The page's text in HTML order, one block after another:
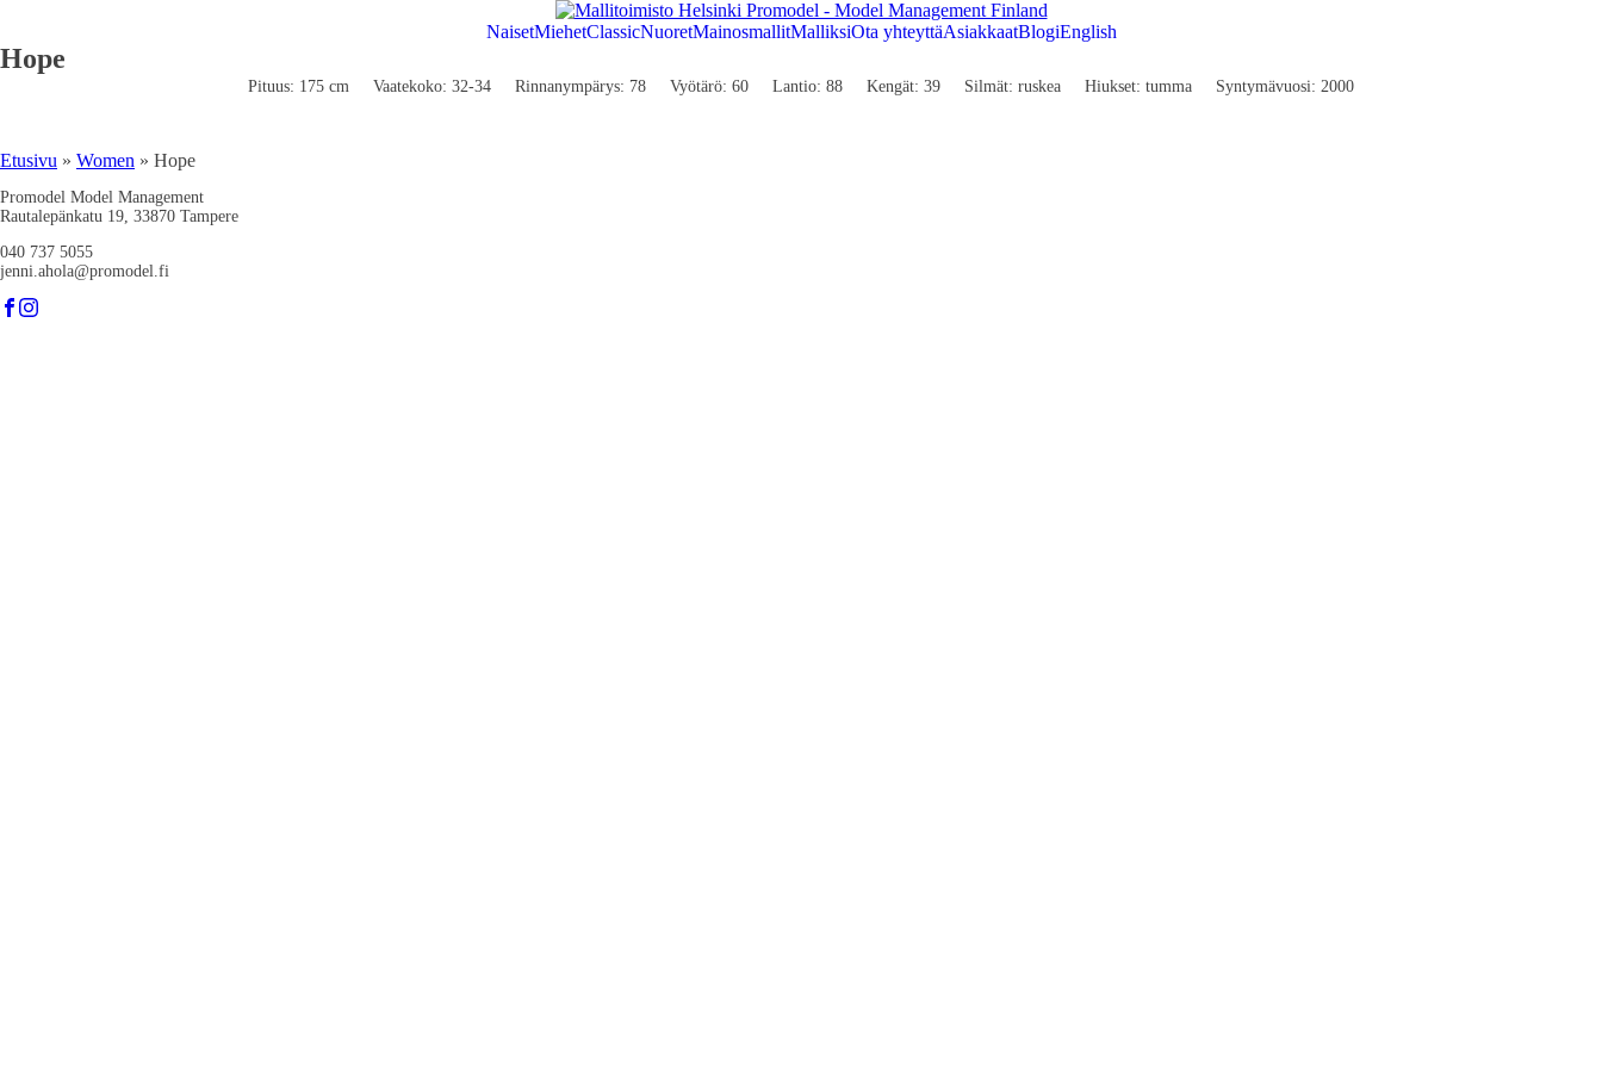
NaisetMiehetClassicNuoretMainosmallitMalliksiOta yhteyttäAsiakkaatBlogiEnglish
Hope
Pituus: 175 cm Vaatekoko: 32-34 Rinnanympärys: 78 Vyötärö: 60 Lantio: 88 Kengät: 39 Silmät: ruskea Hiukset: tumma Syntymävuosi: 2000
Etusivu » Women » Hope
Promodel Model Management
Rautalepänkatu 19, 33870 Tampere
040 737 5055
jenni.ahola@promodel.fi